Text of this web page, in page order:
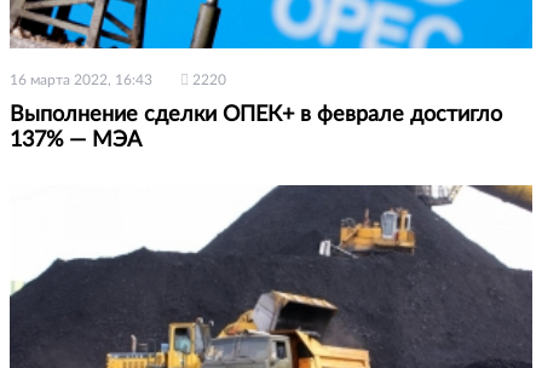
16 марта 2022, 16:43 2220
Выполнение сделки ОПЕК+ в феврале достигло
137% — МЭА